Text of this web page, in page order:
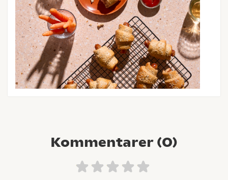
Kommentarer (0)